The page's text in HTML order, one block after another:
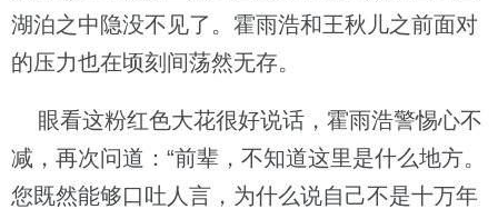
湖泊之中隐没不见了。霍雨浩和王秋儿之前面对
的压力也在顷刻间荡然无存。
眼看这粉红色大花很好说话，霍雨浩警惕心不
减，再次问道：“前辈，不知道这里是什么地方。
您既然能够口吐人言，为什么说自己不是十万年